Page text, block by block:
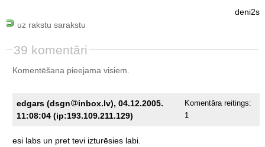
deni2s
uz rakstu sarakstu
39 komentāri
Komentēšana pieejama visiem.
edgars (dsgn
inbox.lv), 04.12.2005.
11:08:04 (ip:193.109.211.129)
Komentāra reitings:
1
esi labs un pret tevi izturēsies labi.